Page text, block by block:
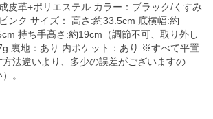
皮革+ポリエステル カラー：ブラック/くすみ
ンク サイズ： 高さ:約33.5cm 底横幅:約
持ち手高さ:約19cm（調節不可、取り外し
裏地：あり 内ポケット：あり ※すべて平置
方法違いより、多少の誤差がございますの
。